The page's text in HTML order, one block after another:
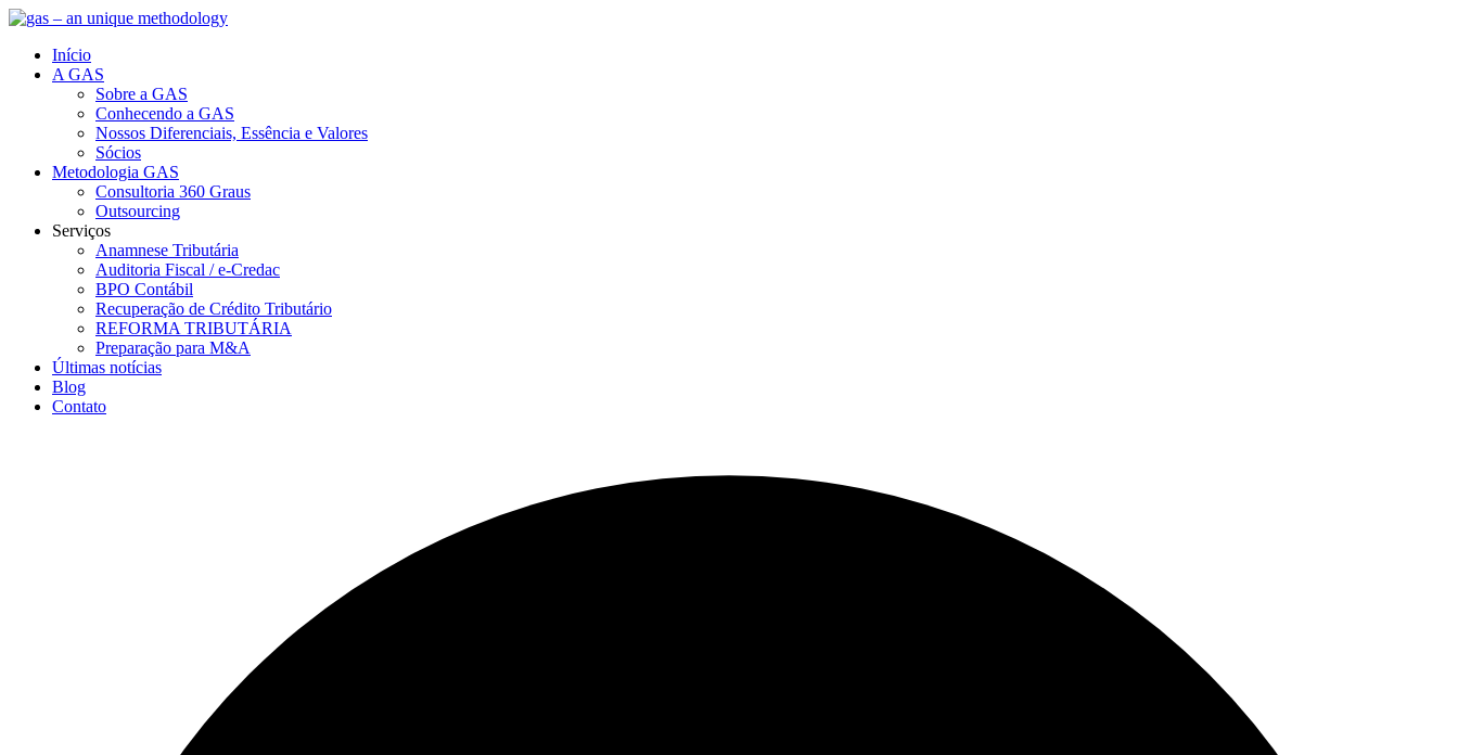
Início
A GAS
Sobre a GAS
Conhecendo a GAS
Nossos Diferenciais, Essência e Valores
Sócios
Metodologia GAS
Consultoria 360 Graus
Outsourcing
Serviços
Anamnese Tributária
Auditoria Fiscal / e-Credac
BPO Contábil
Recuperação de Crédito Tributário
REFORMA TRIBUTÁRIA
Preparação para M&A
Últimas notícias
Blog
Contato